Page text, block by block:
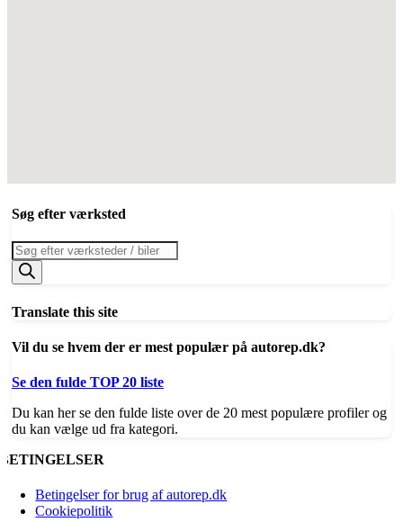
Søg efter værksted
Products
search
Translate this site
Vil du se hvem der er mest populær på autorep.dk?
Se den fulde TOP 20 liste
Du kan her se den fulde liste over de 20 mest populære profiler og
du kan vælge ud fra kategori.
BETINGELSER
Betingelser for brug af autorep.dk
Cookiepolitik